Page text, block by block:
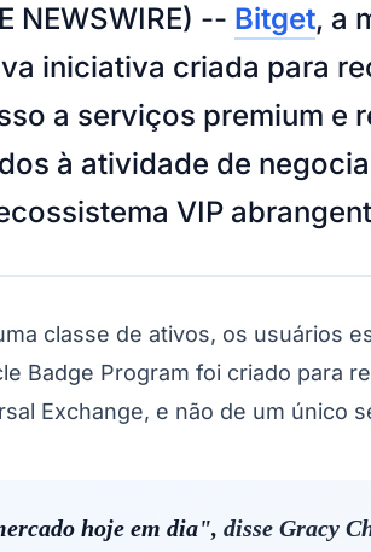
NEWSWIRE) -- Bitget, a
iniciativa criada para
a serviços premium e
à atividade de
VIP
classe de ativos, os usuários
Badge Program foi criado para
Exchange, e não de um único
hoje em dia", disse Gracy